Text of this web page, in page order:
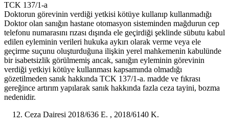
TCK 137/1-a
Doktorun görevinin verdiği yetkisi kötüye kullanıp kullanmadığı
Doktor olan sanığın hastane otomasyon sisteminden mağdurun cep
telefonu numarasını rızası dışında ele geçirdiği şeklinde sübutu kabul
edilen eyleminin verileri hukuka aykırı olarak verme veya ele
geçirme suçunu oluşturduğuna ilişkin yerel mahkemenin kabulünde
bir isabetsizlik görülmemiş ancak, sanığın eyleminin görevinin
verdiği yetkiyi kötüye kullanması kapsamında olmadığı
gözetilmeden sanık hakkında TCK 137/1-a. madde ve fıkrası
gereğince artırım yapılarak sanık hakkında fazla ceza tayini, bozma
nedenidir.
Ceza Dairesi 2018/636 E. , 2018/6140 K.